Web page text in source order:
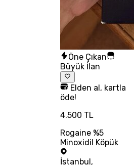
Öne Çıkan
Büyük İlan
Elden al, kartla
öde!
4.500 TL
Rogaine %5
Minoxidil Köpük
İstanbul ,